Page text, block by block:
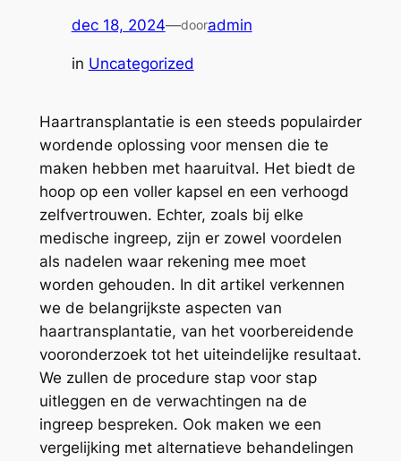
dec 18, 2024—dooradmin
in Uncategorized
Haartransplantatie is een steeds populairder
wordende oplossing voor mensen die te
maken hebben met haaruitval. Het biedt de
hoop op een voller kapsel en een verhoogd
zelfvertrouwen. Echter, zoals bij elke
medische ingreep, zijn er zowel voordelen
als nadelen waar rekening mee moet
worden gehouden. In dit artikel verkennen
we de belangrijkste aspecten van
haartransplantatie, van het voorbereidende
vooronderzoek tot het uiteindelijke resultaat.
We zullen de procedure stap voor stap
uitleggen en de verwachtingen na de
ingreep bespreken. Ook maken we een
vergelijking met alternatieve behandelingen